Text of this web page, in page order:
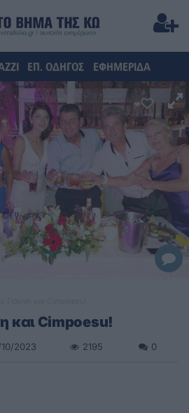
ΕΠ. ΟΔΗΓΟΣ ΕΦΗΜΕΡΙΔΑ
και Cimpoesu!
10/2023 2195 0